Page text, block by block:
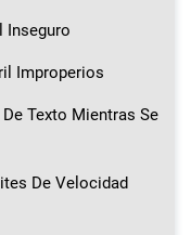
Inseguro
Improperios
Texto Mientras Se
De Velocidad